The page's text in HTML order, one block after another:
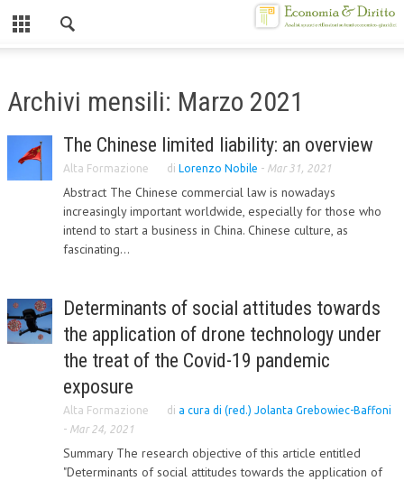
CHI SIAMO
MISSION
CONTATTI
CENTRO STUDI
ORGANIZZAZIONE
OBIETTIVI
DIREZIONE SCIENTIFICA
ALTA FORMAZIONE
CORSI CE.S.E.D.
ARCHIVIO CORSI 2015
Archivi mensili: Marzo 2021
The Chinese limited liability: an overview
Alta Formazione di Lorenzo Nobile - Mar 31, 2021
Abstract The Chinese commercial law is nowadays
increasingly important worldwide, especially for those who
intend to start a business in China. Chinese culture, as
fascinating...
Determinants of social attitudes towards
the application of drone technology under
the treat of the Covid-19 pandemic
exposure
Alta Formazione di a cura di (red.) Jolanta Grebowiec-Baffoni
- Mar 24, 2021
Summary The research objective of this article entitled
"Determinants of social attitudes towards the application of